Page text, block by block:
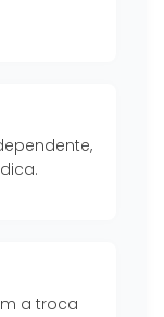
a troca